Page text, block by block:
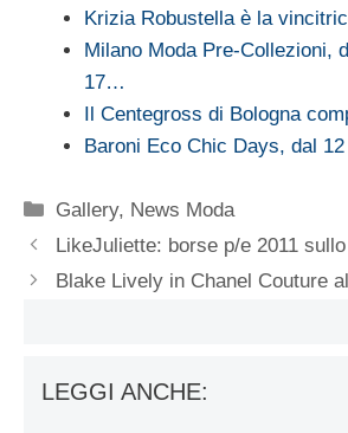
Krizia Robustella è la
Milano Moda Pre-Collezioni,
17…
Il Centegross di Bologna
Baroni Eco Chic Days, dal
Categorie
Gallery, News Moda
LikeJuliette: borse p/e 2011
Blake Lively in Chanel Couture
LEGGI ANCHE: